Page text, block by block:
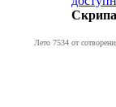
Лето 7534 от